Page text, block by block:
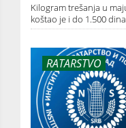
Kilogram trešanja u
koštao je i do 1.500
RATARSTVO